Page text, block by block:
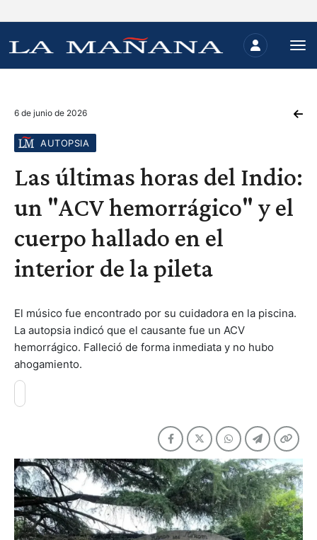
6 de junio de 2026
AUTOPSIA
Las últimas horas del Indio:
un "ACV hemorrágico" y el
cuerpo hallado en el
interior de la pileta
El músico fue encontrado por su cuidadora en la piscina.
La autopsia indicó que el causante fue un ACV
hemorrágico. Falleció de forma inmediata y no hubo
ahogamiento.